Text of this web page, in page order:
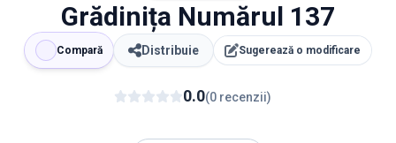
Grădinița Numărul 137
Compară Distribuie Sugerează o modificare
0.0(0 recenzii)